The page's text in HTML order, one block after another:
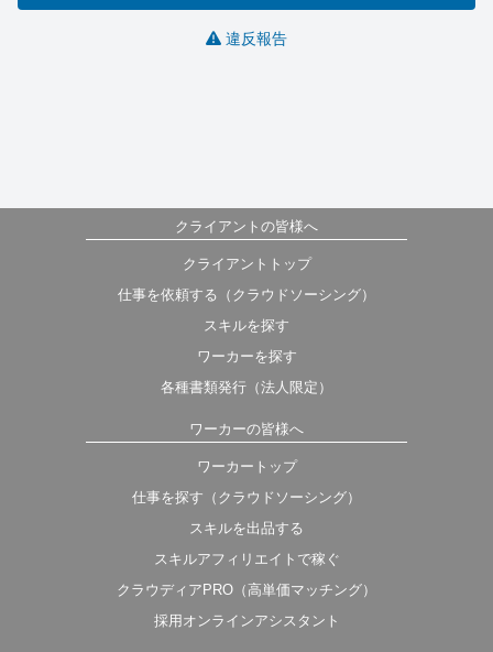
違反報告
クライアントの皆様へ
クライアントトップ
仕事を依頼する（クラウドソーシング）
スキルを探す
ワーカーを探す
各種書類発行（法人限定）
ワーカーの皆様へ
ワーカートップ
仕事を探す（クラウドソーシング）
スキルを出品する
スキルアフィリエイトで稼ぐ
クラウディアPRO（高単価マッチング）
採用オンラインアシスタント